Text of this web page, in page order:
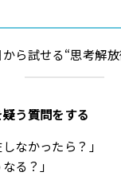
ら試せる“思考解
う質問をする
なかったら？」
る？」